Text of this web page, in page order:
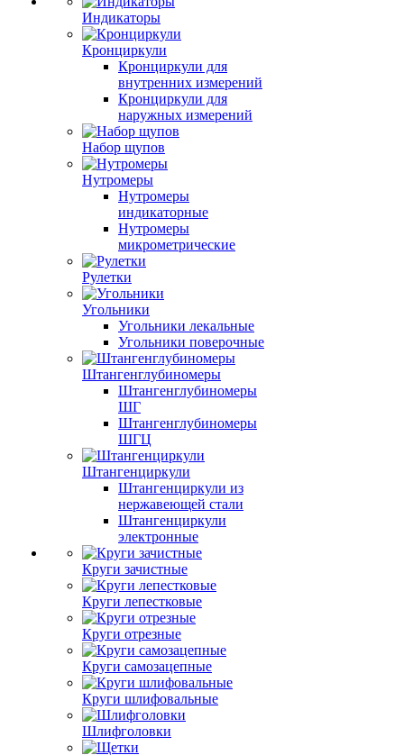
Индикаторы
Кронциркули
Кронциркули для
внутренних измерений
Кронциркули для
наружных измерений
Набор щупов
Нутромеры
Нутромеры
индикаторные
Нутромеры
микрометрические
Рулетки
Угольники
Угольники лекальные
Угольники поверочные
Штангенглубиномеры
Штангенглубиномеры
ШГ
Штангенглубиномеры
ШГЦ
Штангенциркули
Штангенциркули из
нержавеющей стали
Штангенциркули
электронные
Круги зачистные
Круги лепестковые
Круги отрезные
Круги самозацепные
Круги шлифовальные
Шлифголовки